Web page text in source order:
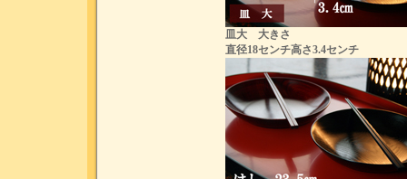
皿大 大きさ
直径18センチ高さ3.4センチ